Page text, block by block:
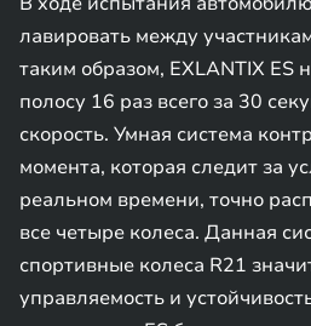
лавировать между
таким образом, EXLANTIX ES
полосу 16 раз всего за 30
скорость. Умная система
момента, которая следит за
реальном времени, точно
все четыре колеса. Данная
спортивные колеса R21
управляемость и